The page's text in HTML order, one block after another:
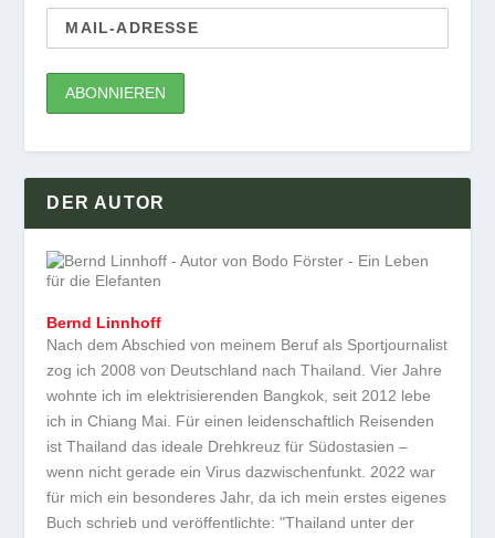
DER AUTOR
Bernd Linnhoff
Nach dem Abschied von meinem Beruf als Sportjournalist
zog ich 2008 von Deutschland nach Thailand. Vier Jahre
wohnte ich im elektrisierenden Bangkok, seit 2012 lebe
ich in Chiang Mai. Für einen leidenschaftlich Reisenden
ist Thailand das ideale Drehkreuz für Südostasien –
wenn nicht gerade ein Virus dazwischenfunkt. 2022 war
für mich ein besonderes Jahr, da ich mein erstes eigenes
Buch schrieb und veröffentlichte: "Thailand unter der